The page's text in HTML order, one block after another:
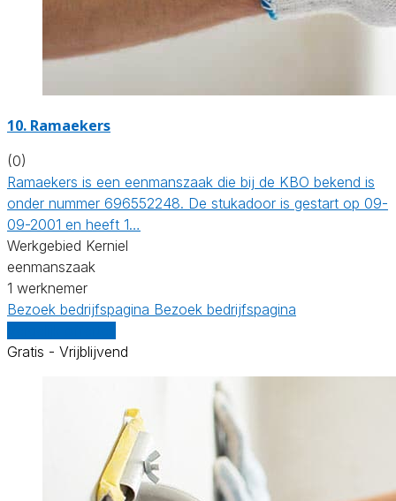
10. Ramaekers
(0)
Ramaekers is een eenmanszaak die bij de KBO bekend is
onder nummer 696552248. De stukadoor is gestart op 09-
09-2001 en heeft 1…
Werkgebied Kerniel
eenmanszaak
1 werknemer
Bezoek bedrijfspagina Bezoek bedrijfspagina
Gratis - Vrijblijvend